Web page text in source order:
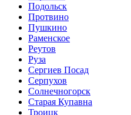
Подольск
Протвино
Пушкино
Раменское
Реутов
Руза
Сергиев Посад
Серпухов
Солнечногорск
Старая Купавна
Троицк